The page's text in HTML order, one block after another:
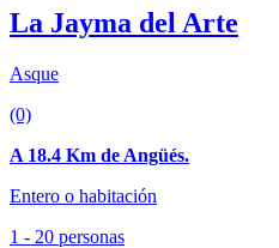
La Jayma del Arte
Asque
(0)
A 18.4 Km de Angüés.
Entero o habitación
1 - 20 personas